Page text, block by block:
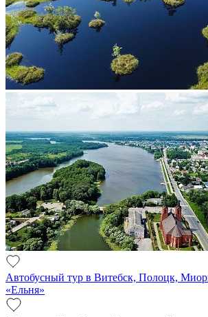
Автобусный тур в Витебск, Полоцк,
«Ельня»